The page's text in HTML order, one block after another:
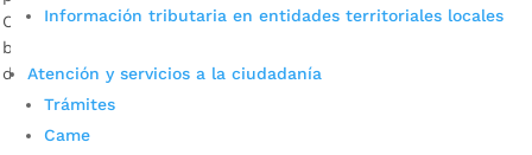
Información tributaria en entidades territoriales locales
Atención y servicios a la ciudadanía
Trámites
Came
Covid-19 no ha sido ningún impedimento para que 72 niños
bumangueses con discapacidad continuaran en su proceso
de rehabilitación integral. […]